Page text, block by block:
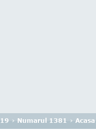
› Numarul 1381 › Acasa